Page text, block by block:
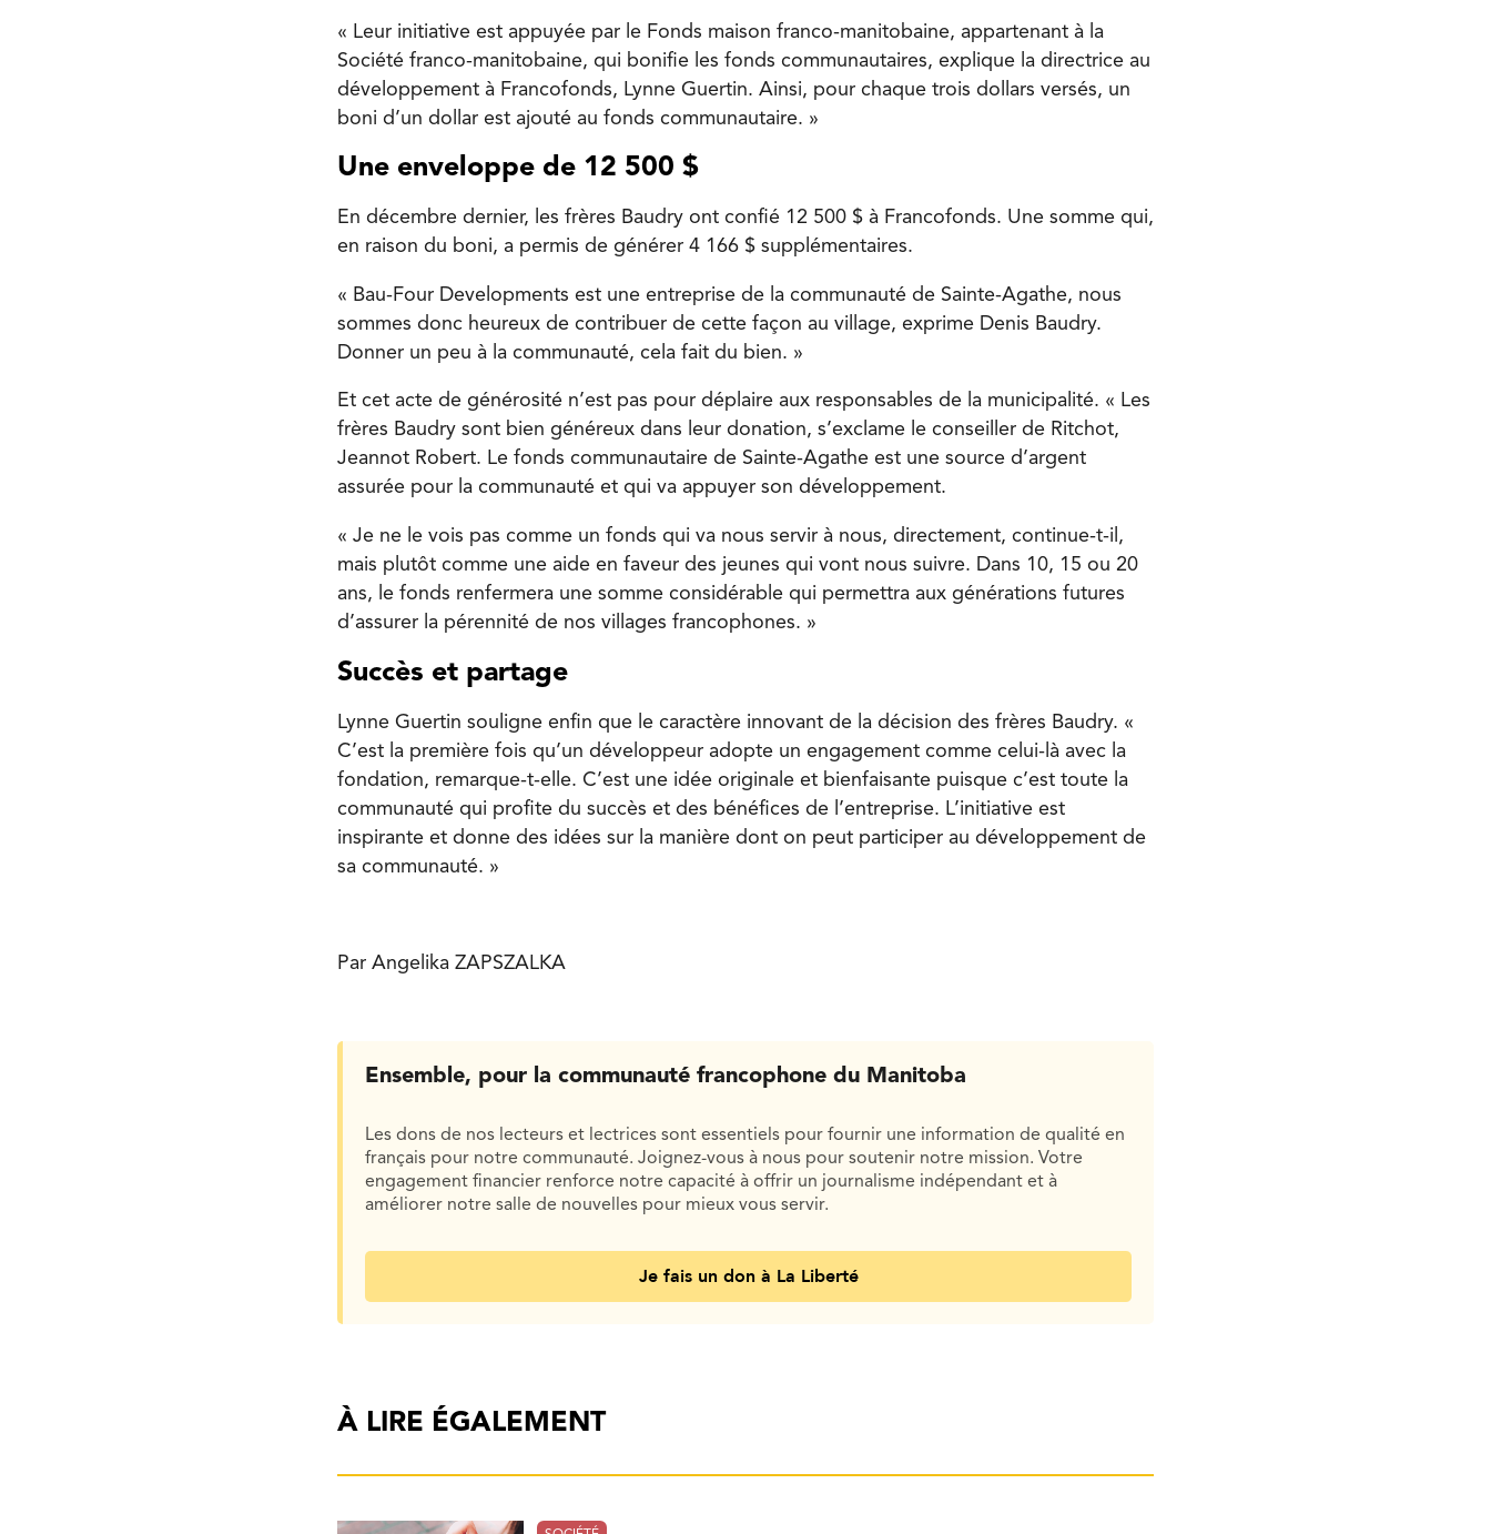
« Leur initiative est appuyée par le Fonds maison franco-manitobaine, appartenant à la
Société franco-manitobaine, qui bonifie les fonds communautaires, explique la directrice au
développement à Francofonds, Lynne Guertin. Ainsi, pour chaque trois dollars versés, un
boni d’un dollar est ajouté au fonds communautaire. »
Une enveloppe de 12 500 $
En décembre dernier, les frères Baudry ont confié 12 500 $ à Francofonds. Une somme qui,
en raison du boni, a permis de générer 4 166 $ supplémentaires.
« Bau-Four Developments est une entreprise de la communauté de Sainte-Agathe, nous
sommes donc heureux de contribuer de cette façon au village, exprime Denis Baudry.
Donner un peu à la communauté, cela fait du bien. »
Et cet acte de générosité n’est pas pour déplaire aux responsables de la municipalité. « Les
frères Baudry sont bien généreux dans leur donation, s’exclame le conseiller de Ritchot,
Jeannot Robert. Le fonds communautaire de Sainte-Agathe est une source d’argent
assurée pour la communauté et qui va appuyer son développement.
« Je ne le vois pas comme un fonds qui va nous servir à nous, directement, continue-t-il,
mais plutôt comme une aide en faveur des jeunes qui vont nous suivre. Dans 10, 15 ou 20
ans, le fonds renfermera une somme considérable qui permettra aux générations futures
d’assurer la pérennité de nos villages francophones. »
Succès et partage
Lynne Guertin souligne enfin que le caractère innovant de la décision des frères Baudry. «
C’est la première fois qu’un développeur adopte un engagement comme celui-là avec la
fondation, remarque-t-elle. C’est une idée originale et bienfaisante puisque c’est toute la
communauté qui profite du succès et des bénéfices de l’entreprise. L’initiative est
inspirante et donne des idées sur la manière dont on peut participer au développement de
sa communauté. »
Par Angelika ZAPSZALKA
Ensemble, pour la communauté francophone du Manitoba
Les dons de nos lecteurs et lectrices sont essentiels pour fournir une information de qualité en
français pour notre communauté. Joignez-vous à nous pour soutenir notre mission. Votre
engagement financier renforce notre capacité à offrir un journalisme indépendant et à
améliorer notre salle de nouvelles pour mieux vous servir.
Je fais un don à La Liberté
À LIRE ÉGALEMENT